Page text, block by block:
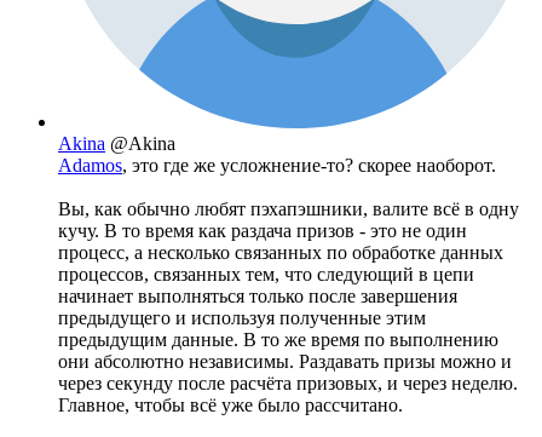
Akina @Akina
Adamos, это где же усложнение-то? скорее наоборот.
Вы, как обычно любят пэхапэшники, валите всё в одну
кучу. В то время как раздача призов - это не один
процесс, а несколько связанных по обработке данных
процессов, связанных тем, что следующий в цепи
начинает выполняться только после завершения
предыдущего и используя полученные этим
предыдущим данные. В то же время по выполнению
они абсолютно независимы. Раздавать призы можно и
через секунду после расчёта призовых, и через неделю.
Главное, чтобы всё уже было рассчитано.